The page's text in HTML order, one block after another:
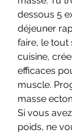
dessous 5
déjeuner
faire, le tout
cuisine,
efficaces
muscle.
masse
Si vous
poids, ne